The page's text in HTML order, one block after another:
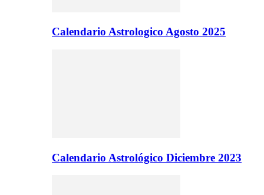
Calendario Astrologico Agosto 2025
Calendario Astrológico Diciembre 2023